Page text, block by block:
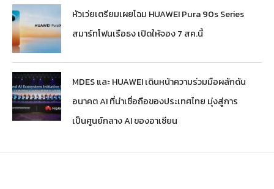
หัวเว่ยเตรียมเผยโฉม HUAWEI Pura 90s Series
สมาร์ทโฟนเรือธง เปิดให้จอง 7 สค.นี้
MDES และ HUAWEI เดินหน้าความร่วมมือผลักดัน
อนาคต AI ที่น่าเชื่อถือของประเทศไทย มุ่งสู่การ
เป็นศูนย์กลาง AI ของอาเซียน